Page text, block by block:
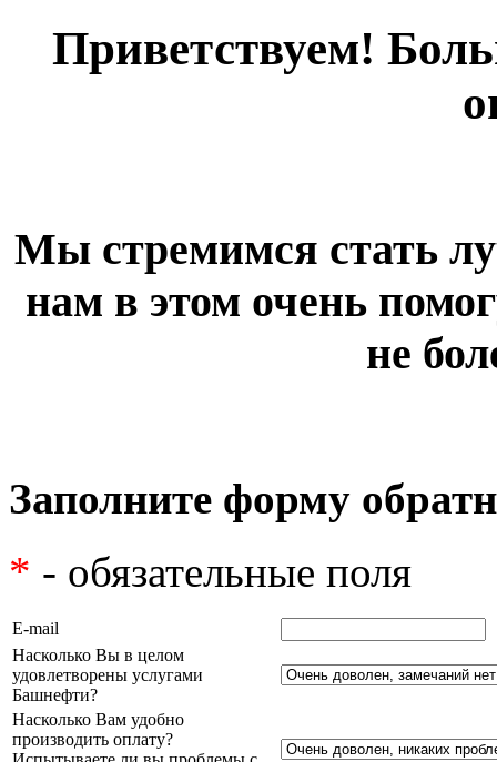
Приветствуем!
Мы стремимся стать
нам в этом очень
не
Заполните форму
* - обязательные поля
E-mail
Насколько Вы в целом
удовлетворены услугами
Башнефти?
Насколько Вам удобно
производить оплату?